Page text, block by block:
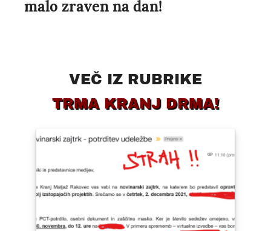
malo zraven na dan!
VEČ IZ RUBRIKE
TRMA KRANJ DRMA!